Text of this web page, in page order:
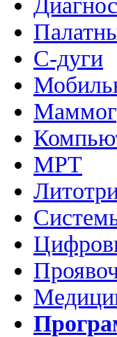
C-дуги
МРТ